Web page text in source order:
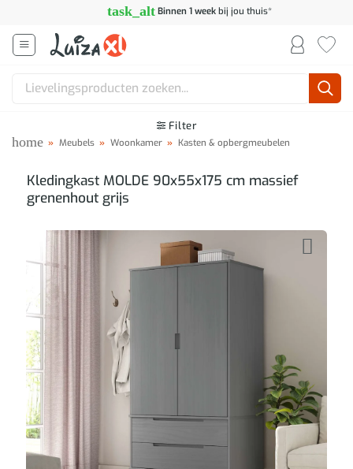
inhoud
task_alt Binnen 1 weekbij jou thuis*
Zoeken
Filter
home » Meubels » Woonkamer » Kasten & opbergmeubelen
Kledingkast MOLDE 90x55x175 cm massief
grenenhout grijs